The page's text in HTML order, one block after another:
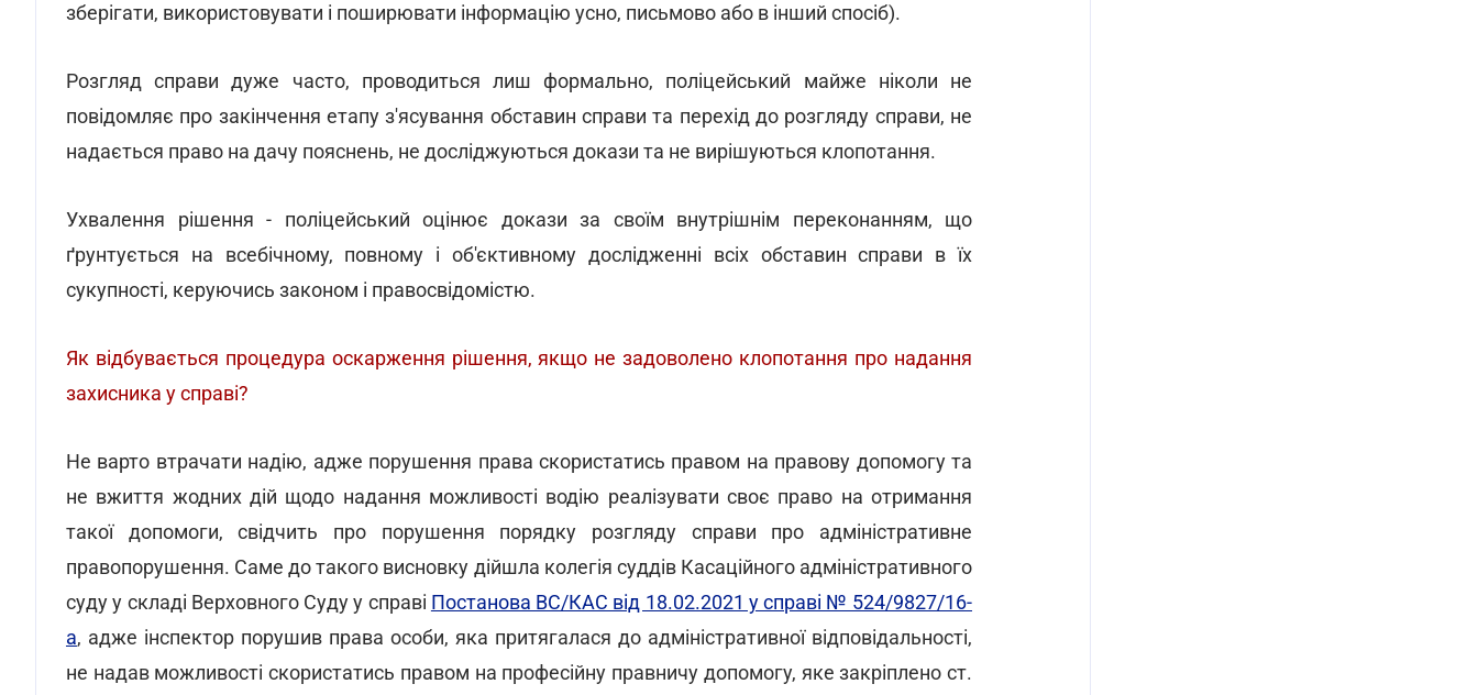
зберігати, використовувати і поширювати інформацію усно, письмово або в інший спосіб).
Розгляд справи дуже часто, проводиться лиш формально, поліцейський майже ніколи не
повідомляє про закінчення етапу з'ясування обставин справи та перехід до розгляду справи, не
надається право на дачу пояснень, не досліджуються докази та не вирішуються клопотання.
Ухвалення рішення - поліцейський оцінює докази за своїм внутрішнім переконанням, що
ґрунтується на всебічному, повному і об'єктивному дослідженні всіх обставин справи в їх
сукупності, керуючись законом і правосвідомістю.
Як відбувається процедура оскарження рішення, якщо не задоволено клопотання про надання
захисника у справі?
Не варто втрачати надію, адже порушення права скористатись правом на правову допомогу та
не вжиття жодних дій щодо надання можливості водію реалізувати своє право на отримання
такої допомоги, свідчить про порушення порядку розгляду справи про адміністративне
правопорушення. Саме до такого висновку дійшла колегія суддів Касаційного адміністративного
суду у складі Верховного Суду у справі Постанова ВС/КАС від 18.02.2021 у справі № 524/9827/16-
а, адже інспектор порушив права особи, яка притягалася до адміністративної відповідальності,
не надав можливості скористатись правом на професійну правничу допомогу, яке закріплено ст.